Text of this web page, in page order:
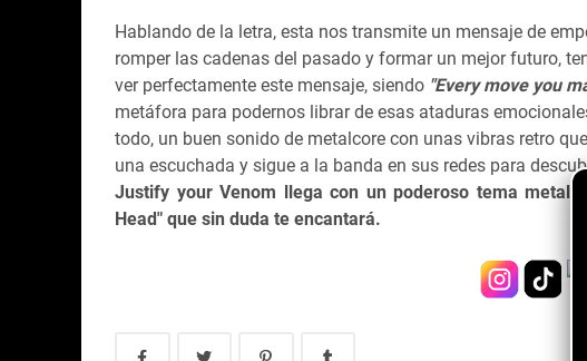
Hablando de la letra, esta nos transmite un mensaje de
romper las cadenas del pasado y formar un mejor futuro,
ver perfectamente este mensaje, siendo "Every move you
metáfora para podernos librar de esas ataduras
todo, un buen sonido de metalcore con unas vibras retro
una escuchada y sigue a la banda en sus redes para
Justify your Venom llega con un poderoso tema
Head" que sin duda te encantará.